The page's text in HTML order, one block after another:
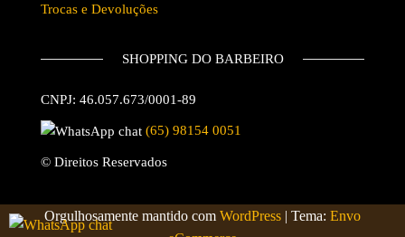
Trocas e Devoluções
SHOPPING DO BARBEIRO
CNPJ: 46.057.673/0001-89
(65) 98154 0051
© Direitos Reservados
Orgulhosamente mantido com WordPress | Tema: Envo